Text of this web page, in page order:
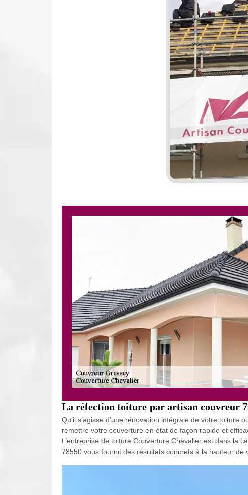
La réfection toiture par artisan couvreur
Qu’il s’agisse d’une rénovation intégrale de votre
remettre votre couverture en état de façon rapide et
L’entreprise de toiture Couverture Chevalier est dans la
78550 vous fournit des résultats concrets à la hauteur de